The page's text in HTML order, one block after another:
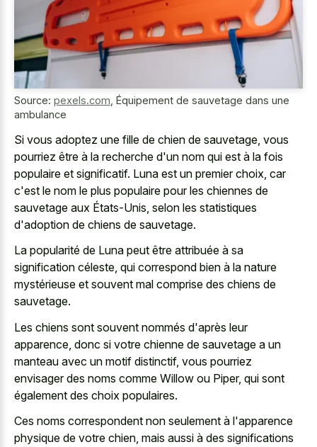
Source: pexels.com Équipement de sauvetage dans une
ambulance
Si vous adoptez une fille de chien de sauvetage, vous
pourriez être à la recherche d'un nom qui est à la fois
populaire et significatif. Luna est un premier choix, car
c'est le nom le plus populaire pour les chiennes de
sauvetage aux États-Unis, selon les statistiques
d'adoption de chiens de sauvetage.
La popularité de Luna peut être attribuée à sa
signification céleste, qui correspond bien à la nature
mystérieuse et souvent mal comprise des chiens de
sauvetage.
Les chiens sont souvent nommés d'après leur
apparence, donc si votre chienne de sauvetage a un
manteau avec un motif distinctif, vous pourriez
envisager des noms comme Willow ou Piper, qui sont
également des choix populaires.
Ces noms correspondent non seulement à l'apparence
physique de votre chien, mais aussi à des significations